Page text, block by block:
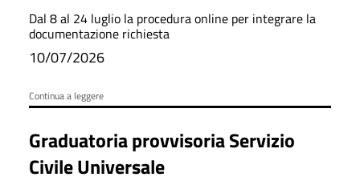
Dal 8 al 24 luglio la procedura online per integrare la
documentazione richiesta
10/07/2026
Continua a leggere
Graduatoria provvisoria Servizio
Civile Universale